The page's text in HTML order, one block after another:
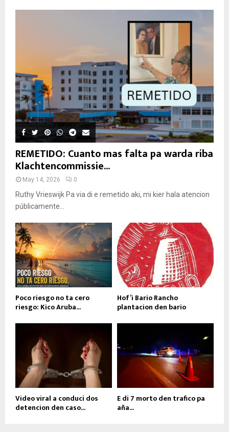
REMETIDO: Cuanto mas falta pa warda riba
Klachtencommissie...
May 14, 2026 0
Ruthy Vrieswijk Pa via di e remetido aki, mi kier hala atencion
públicamente...
Poco riesgo no ta cero
riesgo: Kico Aruba...
Hof’i Bario Rancho
plantacion den bario
Video viral a conduci dos
detencion den caso...
E di 7 morto den trafico pa
aña...